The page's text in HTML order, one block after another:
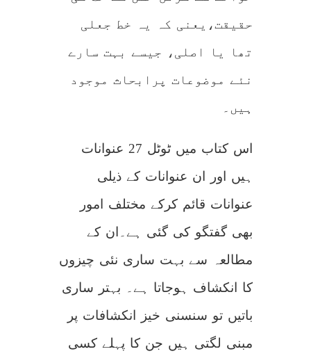
حقیقت،یعنی کہ یہ خط جعلی
تھا یا اصلی، جیسے بہت سارے
نئے موضوعات پرابحاث موجود
ہیں۔
اس کتاب میں ٹوٹل 27 عنوانات
ہیں اور ان عنوانات کے ذیلی
عنوانات قائم کرکے مختلف امور
بھی گفتگو کی گئی ہے۔ان کے
مطالعہ سے بہت ساری نئی چیزوں
کا انکشاف ہوجاتا ہے۔ بہتر ساری
باتیں تو سنسنی خیز انکشافات پر
مبنی لگتی ہیں جن کا پہلے کسی